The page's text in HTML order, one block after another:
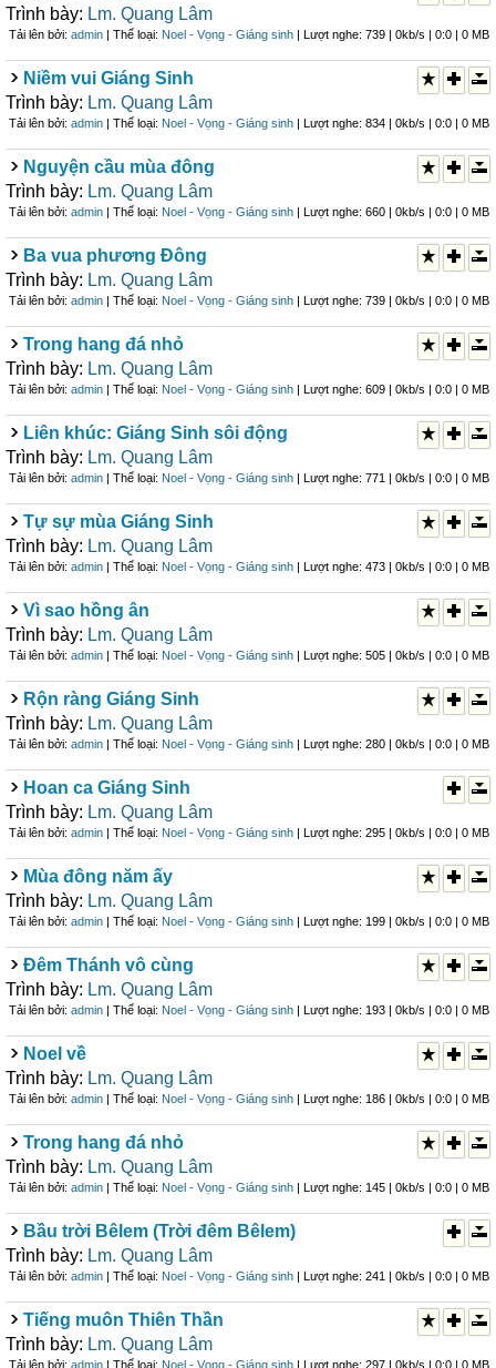
Trình bày: Lm. Quang Lâm
Tải lên bởi: admin | Thể loại: Noel - Vọng - Giáng sinh | Lượt nghe: 739 | 0kb/s | 0:0 | 0 MB
Niềm vui Giáng Sinh
Trình bày: Lm. Quang Lâm
Tải lên bởi: admin | Thể loại: Noel - Vọng - Giáng sinh | Lượt nghe: 834 | 0kb/s | 0:0 | 0 MB
Nguyện cầu mùa đông
Trình bày: Lm. Quang Lâm
Tải lên bởi: admin | Thể loại: Noel - Vọng - Giáng sinh | Lượt nghe: 660 | 0kb/s | 0:0 | 0 MB
Ba vua phương Đông
Trình bày: Lm. Quang Lâm
Tải lên bởi: admin | Thể loại: Noel - Vọng - Giáng sinh | Lượt nghe: 739 | 0kb/s | 0:0 | 0 MB
Trong hang đá nhỏ
Trình bày: Lm. Quang Lâm
Tải lên bởi: admin | Thể loại: Noel - Vọng - Giáng sinh | Lượt nghe: 609 | 0kb/s | 0:0 | 0 MB
Liên khúc: Giáng Sinh sôi động
Trình bày: Lm. Quang Lâm
Tải lên bởi: admin | Thể loại: Noel - Vọng - Giáng sinh | Lượt nghe: 771 | 0kb/s | 0:0 | 0 MB
Tự sự mùa Giáng Sinh
Trình bày: Lm. Quang Lâm
Tải lên bởi: admin | Thể loại: Noel - Vọng - Giáng sinh | Lượt nghe: 473 | 0kb/s | 0:0 | 0 MB
Vì sao hồng ân
Trình bày: Lm. Quang Lâm
Tải lên bởi: admin | Thể loại: Noel - Vọng - Giáng sinh | Lượt nghe: 505 | 0kb/s | 0:0 | 0 MB
Rộn ràng Giáng Sinh
Trình bày: Lm. Quang Lâm
Tải lên bởi: admin | Thể loại: Noel - Vọng - Giáng sinh | Lượt nghe: 280 | 0kb/s | 0:0 | 0 MB
Hoan ca Giáng Sinh
Trình bày: Lm. Quang Lâm
Tải lên bởi: admin | Thể loại: Noel - Vọng - Giáng sinh | Lượt nghe: 295 | 0kb/s | 0:0 | 0 MB
Mùa đông năm ấy
Trình bày: Lm. Quang Lâm
Tải lên bởi: admin | Thể loại: Noel - Vọng - Giáng sinh | Lượt nghe: 199 | 0kb/s | 0:0 | 0 MB
Đêm Thánh vô cùng
Trình bày: Lm. Quang Lâm
Tải lên bởi: admin | Thể loại: Noel - Vọng - Giáng sinh | Lượt nghe: 193 | 0kb/s | 0:0 | 0 MB
Noel về
Trình bày: Lm. Quang Lâm
Tải lên bởi: admin | Thể loại: Noel - Vọng - Giáng sinh | Lượt nghe: 186 | 0kb/s | 0:0 | 0 MB
Trong hang đá nhỏ
Trình bày: Lm. Quang Lâm
Tải lên bởi: admin | Thể loại: Noel - Vọng - Giáng sinh | Lượt nghe: 145 | 0kb/s | 0:0 | 0 MB
Bầu trời Bêlem (Trời đêm Bêlem)
Trình bày: Lm. Quang Lâm
Tải lên bởi: admin | Thể loại: Noel - Vọng - Giáng sinh | Lượt nghe: 241 | 0kb/s | 0:0 | 0 MB
Tiếng muôn Thiên Thần
Trình bày: Lm. Quang Lâm
Tải lên bởi: admin | Thể loại: Noel - Vọng - Giáng sinh | Lượt nghe: 297 | 0kb/s | 0:0 | 0 MB